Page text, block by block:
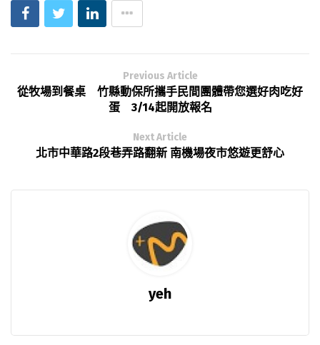
Previous Article
從牧場到餐桌 竹縣動保所攜手民間團體帶您選好肉吃好
蛋 3/14起開放報名
Next Article
北市中華路2段巷弄路翻新 南機場夜市悠遊更舒心
yeh